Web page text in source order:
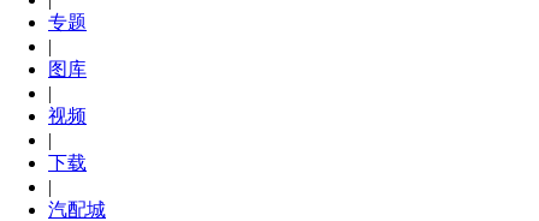
专题
|
图库
|
视频
|
下载
|
汽配城